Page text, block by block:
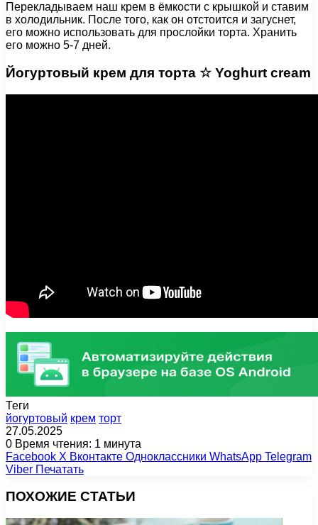
Перекладываем наш крем в ёмкости с крышкой и ставим
в холодильник. После того, как он отстоится и загуснет,
его можно использовать для прослойки торта. Хранить
его можно 5-7 дней.
Йогуртовый крем для торта ☆ Yoghurt cream
Теги
йогуртовый крем торт
27.05.2025
0 Время чтения: 1 минута
Facebook X Вконтакте Одноклассники WhatsApp Telegram
Viber Печатать
ПОХОЖИЕ СТАТЬИ